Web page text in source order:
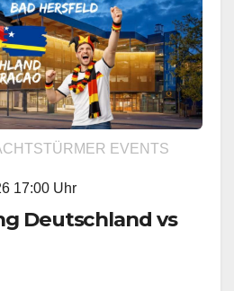
EVENTS
17:00 Uhr
Deutschland vs